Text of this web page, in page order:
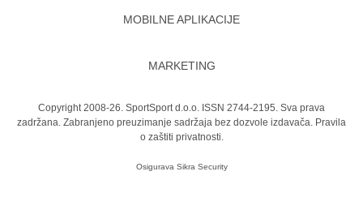
MOBILNE APLIKACIJE
MARKETING
Copyright 2008-26. SportSport d.o.o. ISSN 2744-2195. Sva prava
zadržana. Zabranjeno preuzimanje sadržaja bez dozvole izdavača. Pravila
o zaštiti privatnosti.
Osigurava Sikra Security